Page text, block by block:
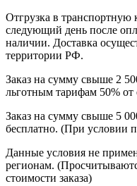
Отгрузка в транспортную
следующий день после
наличии. Доставка
территории РФ.
Заказ на сумму свыше 2
льготным тарифам 50% от
Заказ на сумму свыше 5
бесплатно. (При условии
Данные условия не
регионам.
стоимости заказа)